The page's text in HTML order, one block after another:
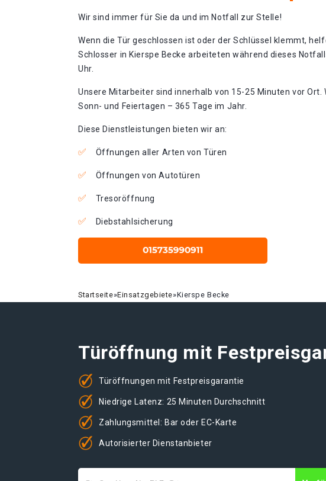
Wir sind immer für Sie da und im Notfall zur Stelle!
Wenn die Tür geschlossen ist oder der Schlüssel klemmt,
Schlosser in Kierspe Becke arbeiteten während dieses
Uhr.
Unsere Mitarbeiter sind innerhalb von 15-25 Minuten vor Ort.
Sonn- und Feiertagen – 365 Tage im Jahr.
Diese Dienstleistungen bieten wir an:
Öffnungen aller Arten von Türen
Öffnungen von Autotüren
Tresoröffnung
Diebstahlsicherung
Startseite»Einsatzgebiete»Kierspe Becke
Türöffnung mit
Türöffnungen mit Festpreisgarantie
Niedrige Latenz: 25 Minuten Durchschnitt
Zahlungsmittel: Bar oder EC-Karte
Autorisierter Dienstanbieter